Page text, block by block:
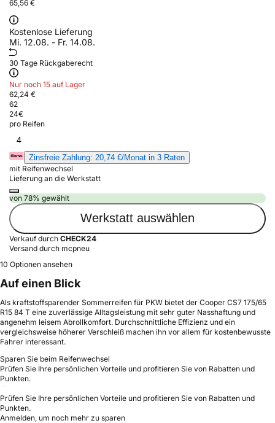
65,56 €
Kostenlose Lieferung
Mi. 12.08. - Fr. 14.08.
30 Tage Rückgaberecht
Nur noch 15 auf Lager
62,24 €
62
24€
pro Reifen
4
Zinsfreie Zahlung: 20,74 €/Monat in 3 Raten
mit Reifenwechsel
Lieferung an die Werkstatt
von 78% gewählt
Werkstatt auswählen
Verkauf durch CHECK24
Versand durch mcpneu
10 Optionen ansehen
Auf einen Blick
Als kraftstoffsparender Sommerreifen für PKW bietet der Cooper CS7 175/65
R15 84 T eine zuverlässige Alltagsleistung mit sehr guter Nasshaftung und
angenehm leisem Abrollkomfort. Durchschnittliche Effizienz und ein
vergleichsweise höherer Verschleiß machen ihn vor allem für kostenbewusste
Fahrer interessant.
Sparen Sie beim Reifenwechsel
Prüfen Sie Ihre persönlichen Vorteile und profitieren Sie von Rabatten und
Punkten.
Prüfen Sie Ihre persönlichen Vorteile und profitieren Sie von Rabatten und
Punkten.
Anmelden, um noch mehr zu sparen